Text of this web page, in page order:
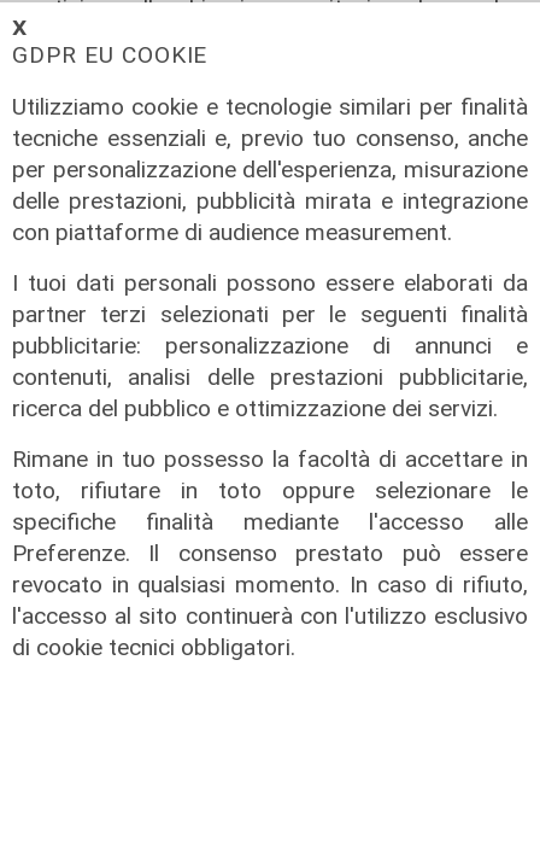
𝗫
GDPR EU COOKIE
Utilizziamo cookie e tecnologie similari per finalità
tecniche essenziali e, previo tuo consenso, anche
per personalizzazione dell'esperienza, misurazione
delle prestazioni, pubblicità mirata e integrazione
con piattaforme di audience measurement.
I tuoi dati personali possono essere elaborati da
partner terzi selezionati per le seguenti finalità
pubblicitarie: personalizzazione di annunci e
contenuti, analisi delle prestazioni pubblicitarie,
ricerca del pubblico e ottimizzazione dei servizi.
Rimane in tuo possesso la facoltà di accettare in
toto, rifiutare in toto oppure selezionare le
specifiche finalità mediante l'accesso alle
Preferenze. Il consenso prestato può essere
revocato in qualsiasi momento. In caso di rifiuto,
l'accesso al sito continuerà con l'utilizzo esclusivo
di cookie tecnici obbligatori.
notizie sulla Liguria seguiteci sul canale
Youtube e su Facebook
Condividi:
ALTRE NOTIZIE